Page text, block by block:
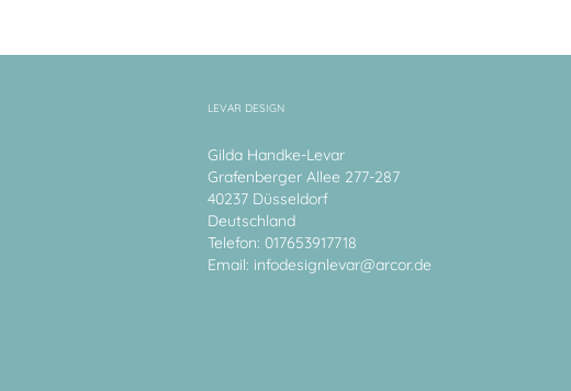
LEVAR DESIGN
Gilda Handke-Levar
Grafenberger Allee 277-287
40237 Düsseldorf
Deutschland
Telefon: 017653917718
Email: infodesignlevar@arcor.de